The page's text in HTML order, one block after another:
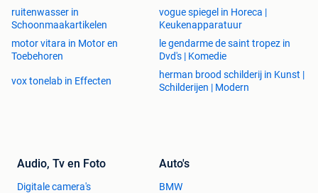
-------------------------------------------
Achterdeur AD109
Afmeting:93×231,5 cm
Dikte:40 mm
-------------------------------------------
ruitenwasser in
Schoonmaakartikelen
vogue spiegel in Horeca |
Keukenapparatuur
motor vitara in Motor en
Toebehoren
le gendarme de saint tropez in
Dvd's | Komedie
vox tonelab in Effecten
herman brood schilderij in Kunst |
Schilderijen | Modern
Audio, Tv en Foto
Digitale camera's
Auto's
BMW